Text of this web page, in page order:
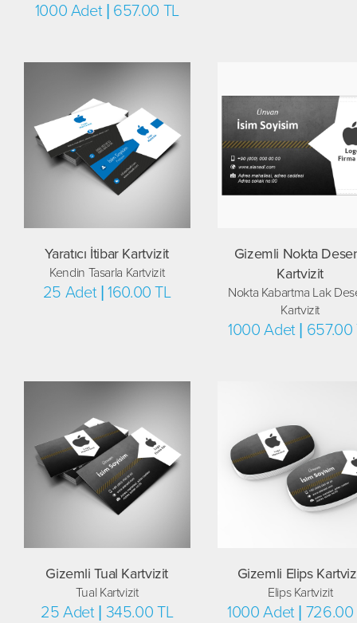
1000 Adet | 657.00 TL
Yaratıcı İtibar Kartvizit
Kendin Tasarla Kartvizit
25 Adet | 160.00 TL
Gizemli Nokta
Kartvizit
Nokta Kabartma Lak
Kartvizit
1000 Adet | 657.00
Gizemli Tual Kartvizit
Tual Kartvizit
25 Adet | 345.00 TL
Gizemli Elips
Elips Kartvizit
1000 Adet | 726.00